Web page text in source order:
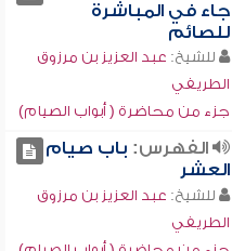
جاء في المباشرة
للصائم
للشيخ: عبد العزيز بن مرزوق
الطريفي
جزء من محاضرة ( أبواب الصيام)
الفهرس: باب صيام
العشر
للشيخ: عبد العزيز بن مرزوق
الطريفي